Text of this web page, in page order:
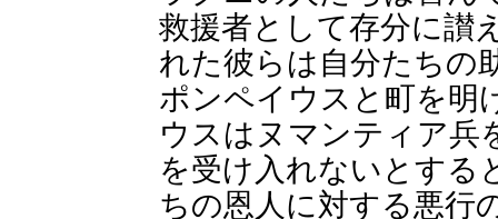
救援者として存分に讃
れた彼らは自分たちの
ポンペイウスと町を明
ウスはヌマンティア兵
を受け入れないとする
ちの恩人に対する悪行